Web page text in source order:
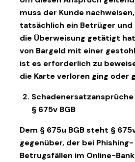
muss der Kunde
tatsächlich ein Betrüger
die Überweisung getätigt
von Bargeld mit einer
ist es erforderlich zu
die Karte verloren ging oder
§ 675v BGB
Dem § 675u BGB steht §
gegenüber, der bei
Betrugsfällen im Online-